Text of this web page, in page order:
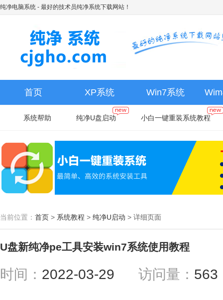
纯净电脑系统 - 最好的技术员纯净系统下载网站！
首页 XP系统 Win7系统
系统帮助 纯净U盘启动 小白一键重装系统教程
当前位置： 首页 > 系统教程 > 纯净U启动 > 详细页面
U盘新纯净pe工具安装win7系统使用教程
时间： 2022-03-29 访问量：